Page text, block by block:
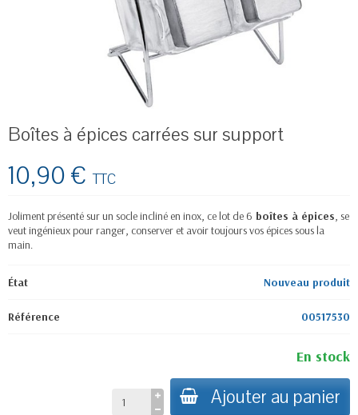
Boîtes à épices carrées sur support
10,90 €TTC
Joliment présenté sur un socle incliné en inox, ce lot de 6 boîtes à épices, se
veut ingénieux pour ranger, conserver et avoir toujours vos épices sous la
main.
État Nouveau produit
Référence 00517530
En stock
Ajouter au panier